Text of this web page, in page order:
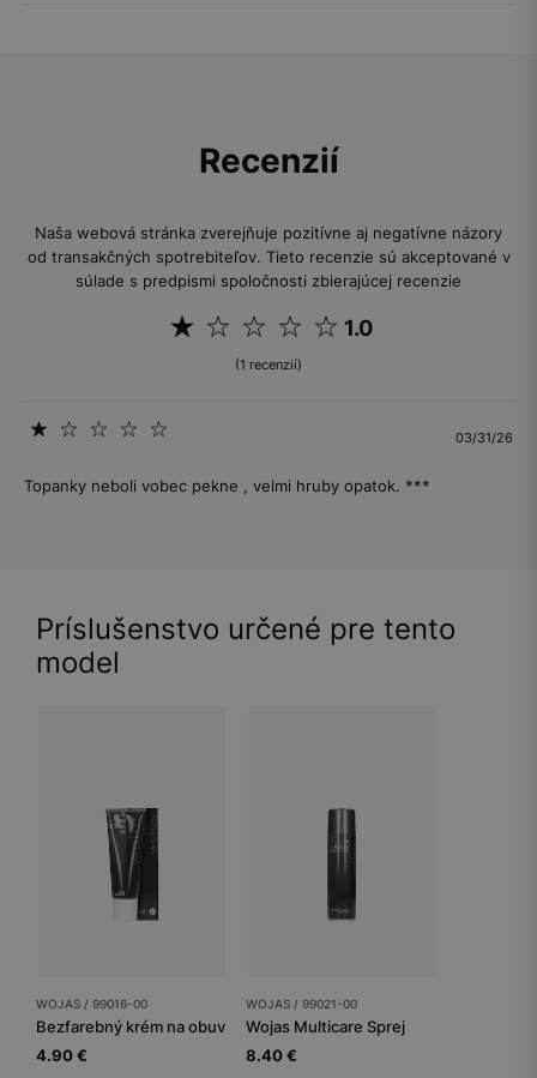
Recenzií
Naša webová stránka zverejňuje pozitívne aj negatívne názory
od transakčných spotrebiteľov. Tieto recenzie sú akceptované v
súlade s predpismi spoločnosti zbierajúcej recenzie
1.0
(1 recenzií)
03/31/26
Topanky neboli vobec pekne , velmi hruby opatok. ***
Príslušenstvo určené pre tento
model
WOJAS / 99016-00
Bezfarebný krém na obuv
4.90 €
WOJAS / 99021-00
Wojas Multicare Sprej
8.40 €